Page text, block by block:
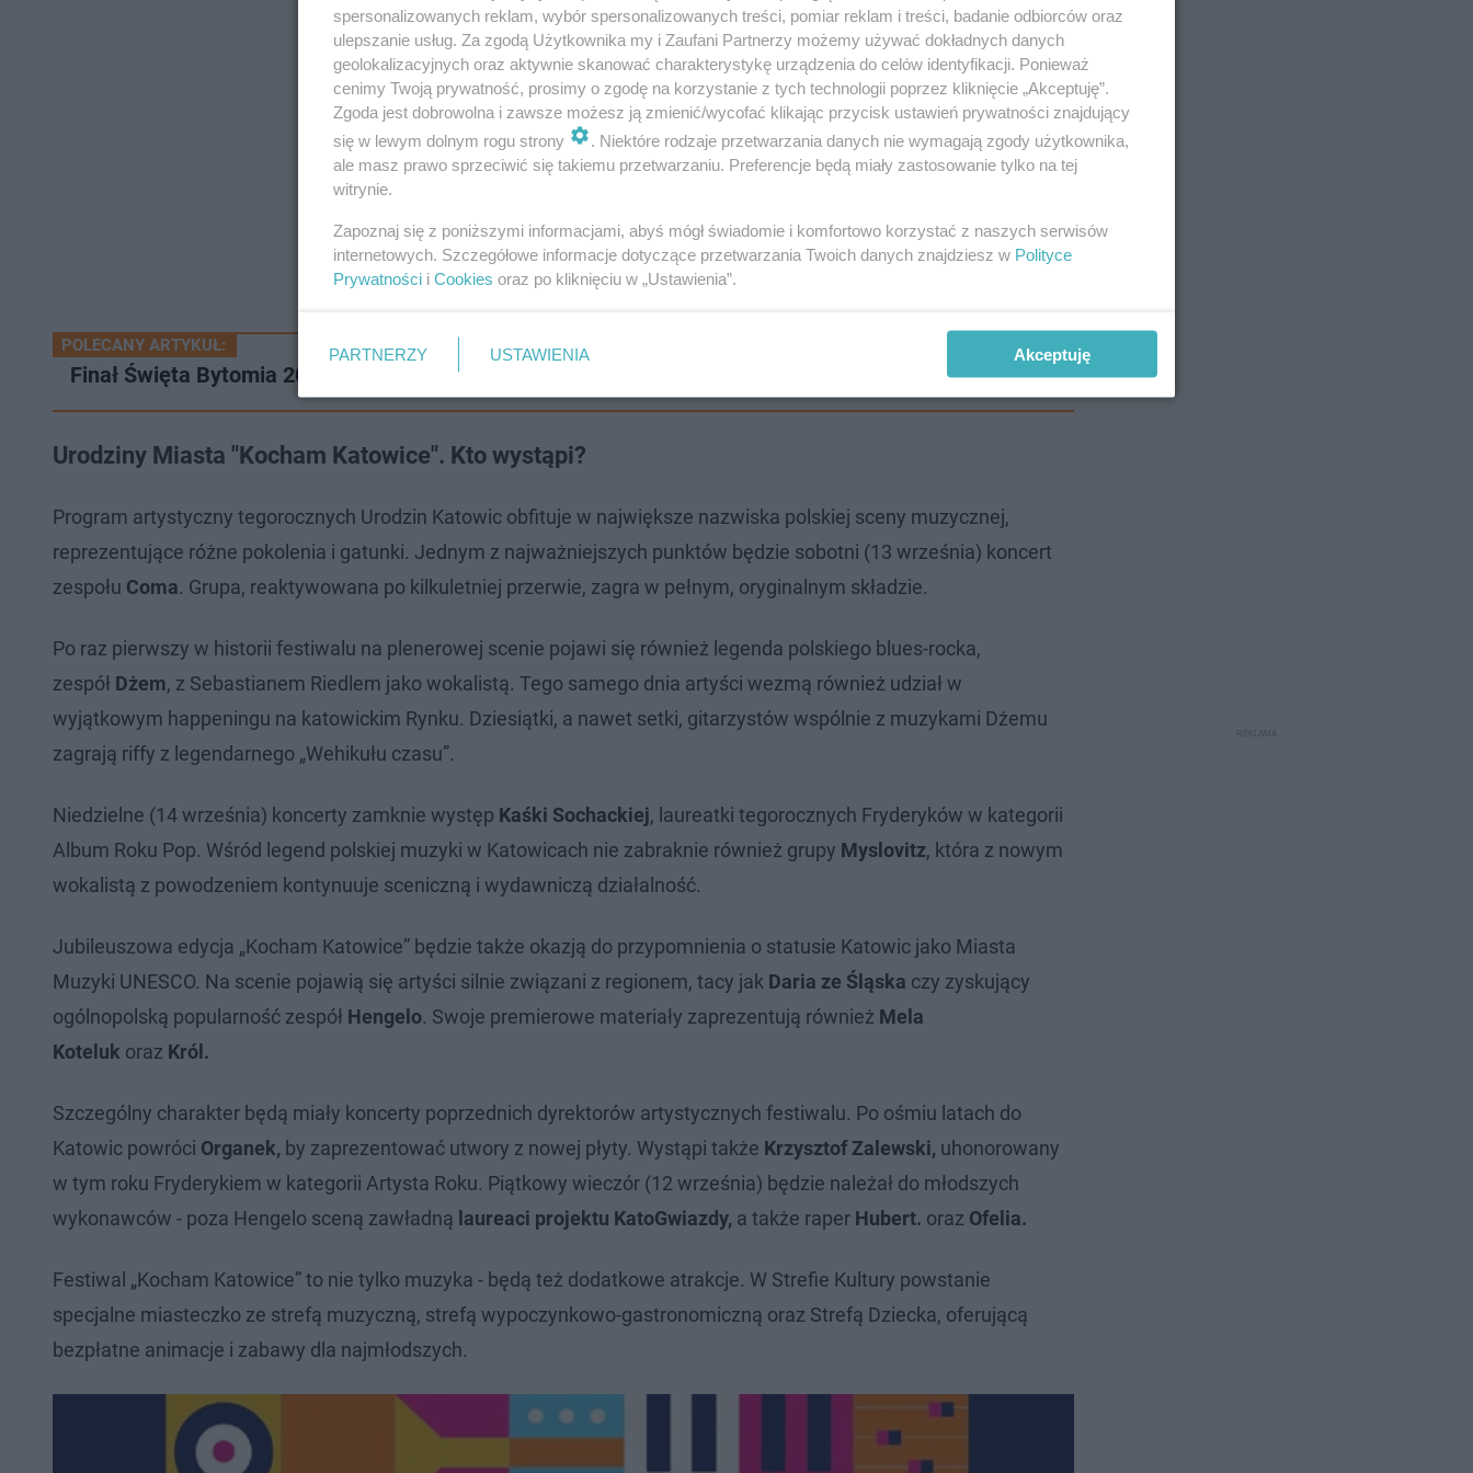
POLECANY ARTYKUŁ:
Finał Święta Bytomia 2025. Lanberry, Małgorzata Ostrowska i Gromee na Placu Sob…
Urodziny Miasta "Kocham Katowice". Kto wystąpi?
Program artystyczny tegorocznych Urodzin Katowic obfituje w największe nazwiska polskiej sceny muzycznej,
reprezentujące różne pokolenia i gatunki. Jednym z najważniejszych punktów będzie sobotni (13 września) koncert
zespołu Coma. Grupa, reaktywowana po kilkuletniej przerwie, zagra w pełnym, oryginalnym składzie.
Po raz pierwszy w historii festiwalu na plenerowej scenie pojawi się również legenda polskiego blues-rocka,
zespół Dżem, z Sebastianem Riedlem jako wokalistą. Tego samego dnia artyści wezmą również udział w
wyjątkowym happeningu na katowickim Rynku. Dziesiątki, a nawet setki, gitarzystów wspólnie z muzykami Dżemu
zagrają riffy z legendarnego „Wehikułu czasu”.
Niedzielne (14 września) koncerty zamknie występ Kaśki Sochackiej, laureatki tegorocznych Fryderyków w kategorii
Album Roku Pop. Wśród legend polskiej muzyki w Katowicach nie zabraknie również grupy Myslovitz, która z nowym
wokalistą z powodzeniem kontynuuje sceniczną i wydawniczą działalność.
Jubileuszowa edycja „Kocham Katowice” będzie także okazją do przypomnienia o statusie Katowic jako Miasta
Muzyki UNESCO. Na scenie pojawią się artyści silnie związani z regionem, tacy jak Daria ze Śląska czy zyskujący
ogólnopolską popularność zespół Hengelo. Swoje premierowe materiały zaprezentują również Mela
Koteluk oraz Król.
Szczególny charakter będą miały koncerty poprzednich dyrektorów artystycznych festiwalu. Po ośmiu latach do
Katowic powróci Organek, by zaprezentować utwory z nowej płyty. Wystąpi także Krzysztof Zalewski, uhonorowany
w tym roku Fryderykiem w kategorii Artysta Roku. Piątkowy wieczór (12 września) będzie należał do młodszych
wykonawców - poza Hengelo sceną zawładną laureaci projektu KatoGwiazdy, a także raper Hubert. oraz Ofelia.
Festiwal „Kocham Katowice” to nie tylko muzyka - będą też dodatkowe atrakcje. W Strefie Kultury powstanie
specjalne miasteczko ze strefą muzyczną, strefą wypoczynkowo-gastronomiczną oraz Strefą Dziecka, oferującą
bezpłatne animacje i zabawy dla najmłodszych.
spersonalizowanych reklam, wybór spersonalizowanych treści, pomiar reklam i treści, badanie odbiorców oraz
ulepszanie usług. Za zgodą Użytkownika my i Zaufani Partnerzy możemy używać dokładnych danych
geolokalizacyjnych oraz aktywnie skanować charakterystykę urządzenia do celów identyfikacji. Ponieważ
cenimy Twoją prywatność, prosimy o zgodę na korzystanie z tych technologii poprzez kliknięcie „Akceptuję”.
Zgoda jest dobrowolna i zawsze możesz ją zmienić/wycofać klikając przycisk ustawień prywatności znajdujący
się w lewym dolnym rogu strony
. Niektóre rodzaje przetwarzania danych nie wymagają zgody użytkownika,
ale masz prawo sprzeciwić się takiemu przetwarzaniu. Preferencje będą miały zastosowanie tylko na tej
witrynie.
Zapoznaj się z poniższymi informacjami, abyś mógł świadomie i komfortowo korzystać z naszych serwisów
internetowych. Szczegółowe informacje dotyczące przetwarzania Twoich danych znajdziesz w Polityce
Prywatności i Cookies oraz po kliknięciu w „Ustawienia”.
PARTNERZY USTAWIENIA Akceptuję